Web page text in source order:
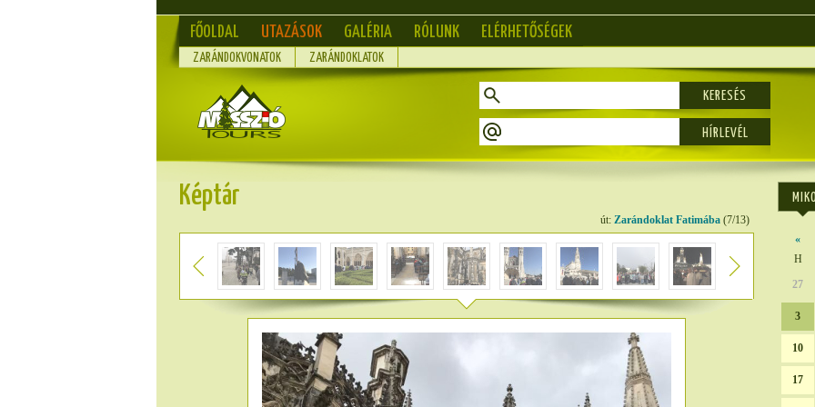
FŐOLDAL UTAZÁSOK GALÉRIA RÓLUNK ELÉRHETŐSÉGEK
ZARÁNDOKVONATOK ZARÁNDOKLATOK
KERESÉS
Képtár
út: Zarándoklat Fatimába (7/13)
«
H
27
3
10
17